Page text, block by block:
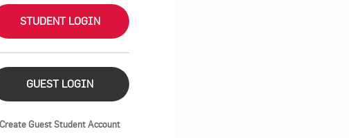
STUDENT LOGIN
GUEST LOGIN
Create Guest Student Account